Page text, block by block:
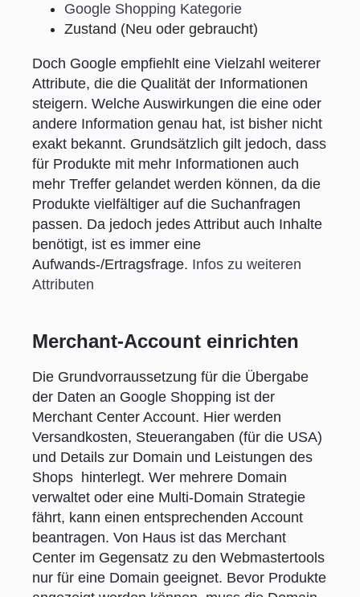
Google Shopping Kategorie
Zustand (Neu oder gebraucht)
Doch Google empfiehlt eine Vielzahl weiterer
Attribute, die die Qualität der Informationen
steigern. Welche Auswirkungen die eine oder
andere Information genau hat, ist bisher nicht
exakt bekannt. Grundsätzlich gilt jedoch, dass
für Produkte mit mehr Informationen auch
mehr Treffer gelandet werden können, da die
Produkte vielfältiger auf die Suchanfragen
passen. Da jedoch jedes Attribut auch Inhalte
benötigt, ist es immer eine
Aufwands-/Ertragsfrage. Infos zu weiteren
Attributen
Merchant-Account einrichten
Die Grundvorraussetzung für die Übergabe
der Daten an Google Shopping ist der
Merchant Center Account. Hier werden
Versandkosten, Steuerangaben (für die USA)
und Details zur Domain und Leistungen des
Shops hinterlegt. Wer mehrere Domain
verwaltet oder eine Multi-Domain Strategie
fährt, kann einen entsprechenden Account
beantragen. Von Haus ist das Merchant
Center im Gegensatz zu den Webmastertools
nur für eine Domain geeignet. Bevor Produkte